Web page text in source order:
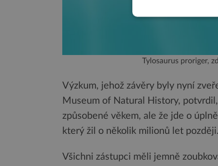
Tylosaurus proriger,
Výzkum, jehož závěry byly nyní
Museum of Natural History,
způsobené věkem, ale že jde o
který žil o několik milionů let později.
Všichni zástupci měli jemně